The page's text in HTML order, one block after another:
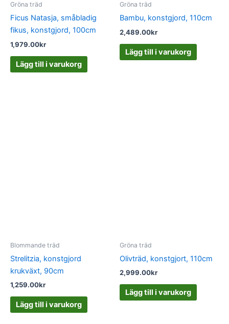
Gröna träd
Ficus Natasja, småbladig
fikus, konstgjord, 100cm
1,979.00kr
Lägg till i varukorg
Gröna träd
Bambu, konstgjord, 110cm
2,489.00kr
Lägg till i varukorg
Blommande träd
Strelitzia, konstgjord
krukväxt, 90cm
1,259.00kr
Lägg till i varukorg
Gröna träd
Olivträd, konstgjort, 110cm
2,999.00kr
Lägg till i varukorg